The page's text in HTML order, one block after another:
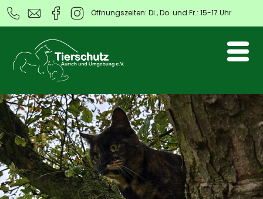
Öffnungszeiten: Di., Do. und Fr.: 15-17 Uhr